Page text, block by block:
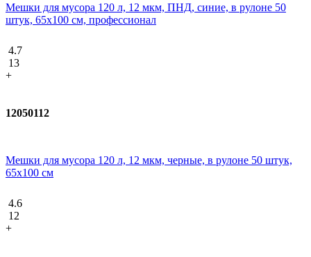
Мешки для мусора 120 л, 12 мкм, ПНД, синие, в рулоне 50
штук, 65х100 см, профессионал
4.7
13
+
12050112
Мешки для мусора 120 л, 12 мкм, черные, в рулоне 50 штук,
65x100 см
4.6
12
+